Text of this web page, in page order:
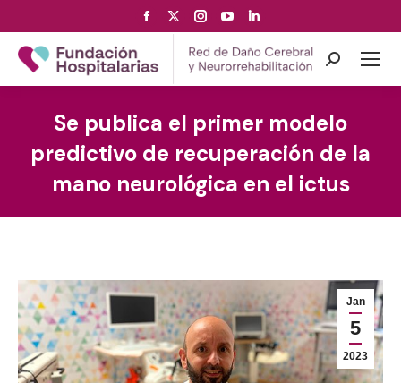
Facebook
page
opens
in
window
page
opens
in
window
Instagram
page
opens
in
window
YouTube
page
opens
in
window
page
opens
in
window
Search:
Se publica el primer modelo
predictivo de recuperación de la
mano neurológica en el ictus
Jan
5
2023